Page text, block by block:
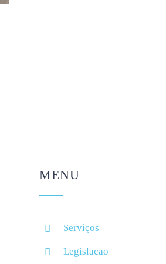
MENU
Serviços
Legislacao